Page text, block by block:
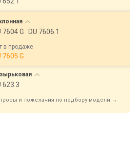
Kreon 1200 LED 60 WH
561 грн.
Fabiano Sebra 60
от 10 332 грн.
7604 G DU 7606.1
в продаже
7605 G
623.3
и пожелания по подбору модели →